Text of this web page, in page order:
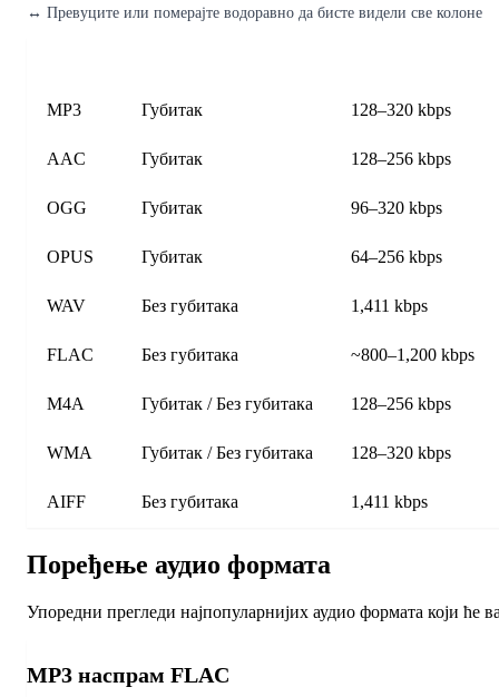
↔ Превуците или померајте водоравно да бисте видели све колоне
MP3 Губитак 128–320 kbps
AAC Губитак 128–256 kbps
OGG Губитак 96–320 kbps
OPUS Губитак 64–256 kbps
WAV Без губитака 1,411 kbps
FLAC Без губитака ~800–1,200 kbps
M4A Губитак / Без губитака 128–256 kbps
WMA Губитак / Без губитака 128–320 kbps
AIFF Без губитака 1,411 kbps
Поређење аудио формата
Упоредни прегледи најпопуларнијих аудио формата који ће
MP3 наспрам FLAC